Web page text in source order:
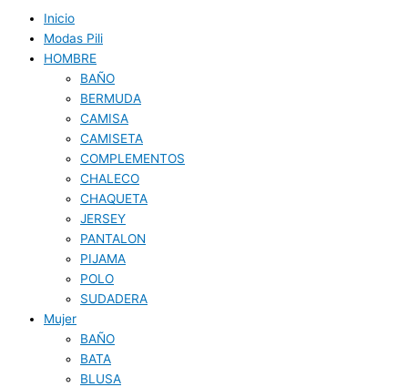
Inicio
Modas Pili
HOMBRE
BAÑO
BERMUDA
CAMISA
CAMISETA
COMPLEMENTOS
CHALECO
CHAQUETA
JERSEY
PANTALON
PIJAMA
POLO
SUDADERA
Mujer
BAÑO
BATA
BLUSA